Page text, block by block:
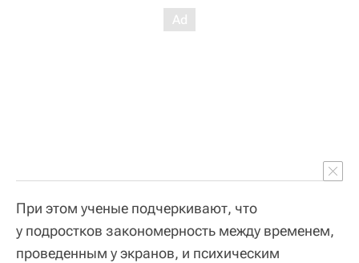
При этом ученые подчеркивают, что
у подростков закономерность между временем,
проведенным у экранов, и психическим